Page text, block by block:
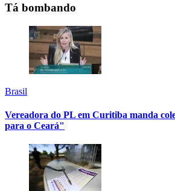
Tá bombando
Brasil
Vereadora do PL em Curitiba manda
para o Ceará"